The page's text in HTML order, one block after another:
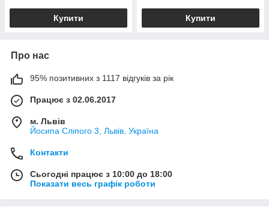
Купити Купити
Про нас
95% позитивних з 1117 відгуків за рік
Працює з 02.06.2017
м. Львів
Йосипа Сліпого 3, Львів, Україна
Контакти
Сьогодні працює з 10:00 до 18:00
Показати весь графік роботи